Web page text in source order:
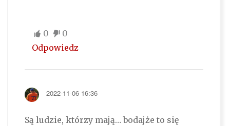
0
0
Odpowiedz
2022-11-06 16:36
Są ludzie, którzy mają… bodajże to się